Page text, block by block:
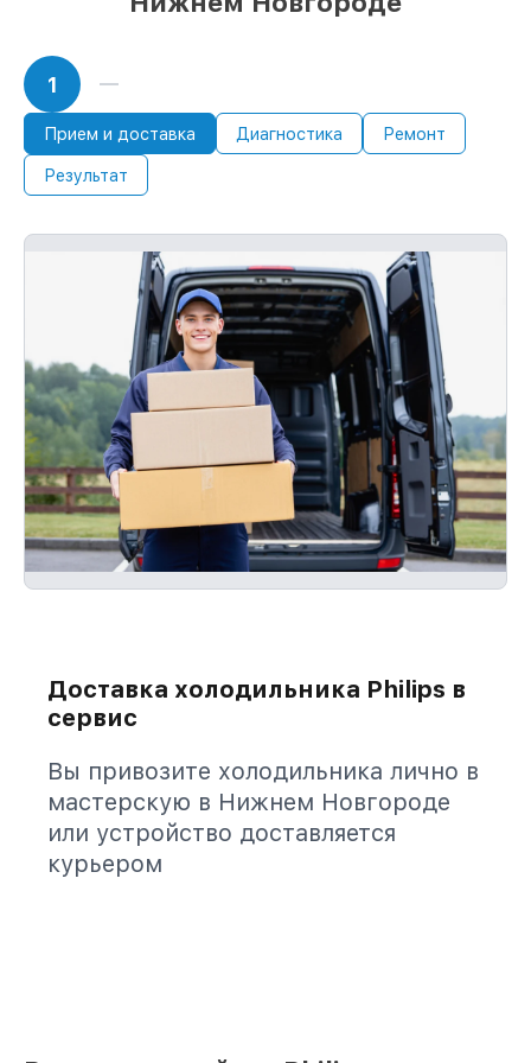
1
Прием и доставка Диагностика Ремонт
Результат
Доставка холодильника Philips в
сервис
Вы привозите холодильника лично в
мастерскую в Нижнем Новгороде
или устройство доставляется
курьером